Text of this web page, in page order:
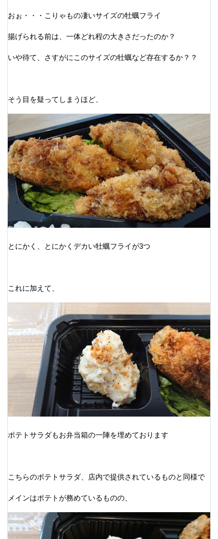
おぉ・・・こりゃもの凄いサイズの牡蠣フライ
揚げられる前は、一体どれ程の大きさだったのか？
いや待て、さすがにこのサイズの牡蠣など存在するか？？
そう目を疑ってしまうほど、
とにかく、とにかくデカい牡蠣フライが3つ
これに加えて、
ポテトサラダもお弁当箱の一陣を埋めております
こちらのポテトサラダ、店内で提供されているものと同様で
メインはポテトが務めているものの、